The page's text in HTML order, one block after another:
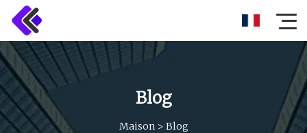
Blog
Maison > Blog